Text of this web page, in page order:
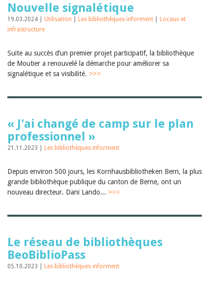
Nouvelle signalétique
19.03.2024 | Utilisation Les bibliothèques informent
Locaux et
infrastructure
Suite au succès d’un premier projet participatif, la bibliothèque
de Moutier a renouvelé la démarche pour améliorer sa
signalétique et sa visibilité. >>>
« J'ai changé de camp sur le plan
professionnel »
21.11.2023 | Les bibliothèques informent
Depuis environ 500 jours, les Kornhausbibliotheken Bern, la plus
grande bibliothèque publique du canton de Berne, ont un
nouveau directeur. Dani Lando... >>>
Le réseau de bibliothèques
BeoBiblioPass
05.10.2023 | Les bibliothèques informent